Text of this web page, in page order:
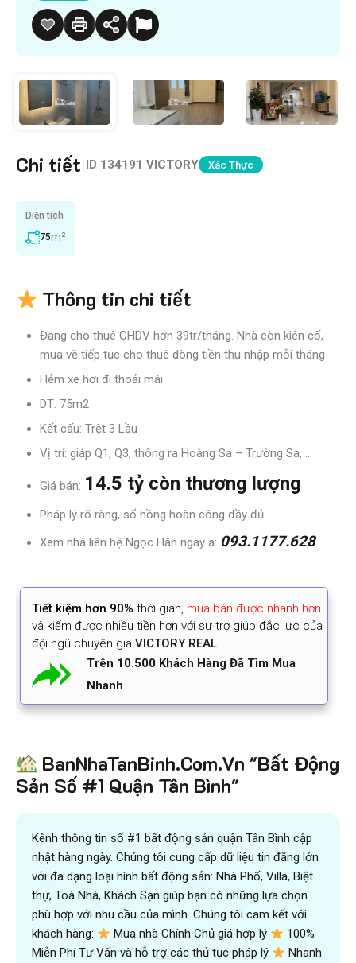
Chi tiết ID 134191 VICTORY Xác Thực
Diện tích
75m²
Thông tin chi tiết
Đang cho thuê CHDV hơn 39tr/tháng. Nhà còn kiên cố,
mua về tiếp tục cho thuê dòng tiền thu nhập mỗi tháng
Hẻm xe hơi đi thoải mái
DT: 75m2
Kết cấu: Trệt 3 Lầu
Vị trí: giáp Q1, Q3, thông ra Hoàng Sa – Trường Sa, ..
Giá bán: 14.5 tỷ còn thương lượng
Pháp lý rõ ràng, sổ hồng hoàn công đầy đủ
Xem nhà liên hệ Ngọc Hân ngay ạ: 093.1177.628
Tiết kiệm hơn 90% thời gian, mua bán được nhanh hơn
và kiếm được nhiều tiền hơn với sự trợ giúp đắc lực của
đội ngũ chuyên gia VICTORY REAL
Trên 10.500 Khách Hàng Đã Tìm Mua
Nhanh
BanNhaTanBinh.Com.Vn "Bất Động
Sản Số #1 Quận Tân Bình"
Kênh thông tin số #1 bất động sản quận Tân Bình cập
nhật hàng ngày. Chúng tôi cung cấp dữ liệu tin đăng lớn
với đa dạng loại hình bất động sản: Nhà Phố, Villa, Biệt
thự, Toà Nhà, Khách Sạn giúp bạn có những lựa chọn
phù hợp với nhu cầu của mình. Chúng tôi cam kết với
khách hàng:
Mua nhà Chính Chủ giá hợp lý
100%
Miễn Phí Tư Vấn và hỗ trợ các thủ tục pháp lý
Nhanh